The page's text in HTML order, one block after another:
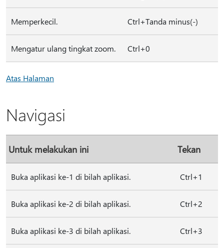
Memperkecil. Ctrl+Tanda minus(-)
Mengatur ulang tingkat zoom. Ctrl+0
Atas Halaman
Navigasi
Untuk melakukan ini Tekan
Buka aplikasi ke-1 di bilah aplikasi. Ctrl+1
Buka aplikasi ke-2 di bilah aplikasi. Ctrl+2
Buka aplikasi ke-3 di bilah aplikasi. Ctrl+3